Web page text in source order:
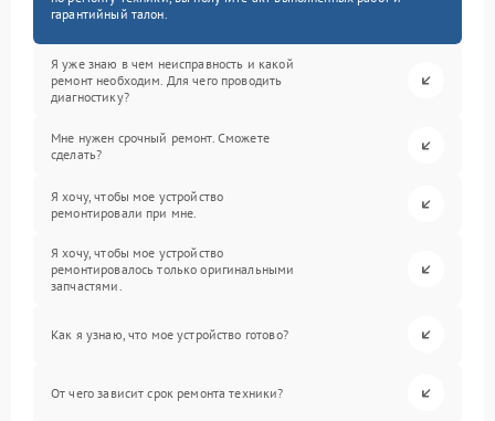
гарантийный талон.
Я уже знаю в чем неисправность и какой
ремонт необходим. Для чего проводить
диагностику?
Мне нужен срочный ремонт. Сможете
сделать?
Я хочу, чтобы мое устройство
ремонтировали при мне.
Я хочу, чтобы мое устройство
ремонтировалось только оригинальными
запчастями.
Как я узнаю, что мое устройство готово?
От чего зависит срок ремонта техники?